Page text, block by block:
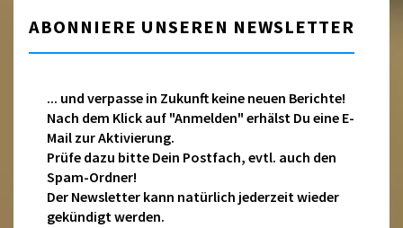
ABONNIERE UNSEREN NEWSLETTER
... und verpasse in Zukunft keine neuen Berichte!
Nach dem Klick auf "Anmelden" erhälst Du eine E-
Mail zur Aktivierung.
Prüfe dazu bitte Dein Postfach, evtl. auch den
Spam-Ordner!
Der Newsletter kann natürlich jederzeit wieder
gekündigt werden.